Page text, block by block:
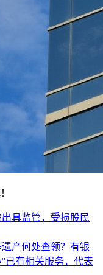
具监管，受损股民
产何处查领？有银
已有相关服务，代表